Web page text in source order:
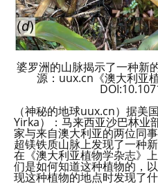
婆罗洲的山脉揭示了一种新
源：uux.cn《澳大利亚
（神秘的地球uux.cn）据美
Yirka）：马来西亚沙巴林业
家与来自澳大利亚的两位同
超镁铁质山脉上发现了一种
在《澳大利亚植物学杂志》
们是如何知道这种植物的，
现这种植物的地点时发现了什